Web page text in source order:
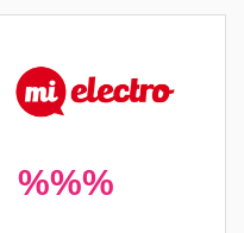
%%%